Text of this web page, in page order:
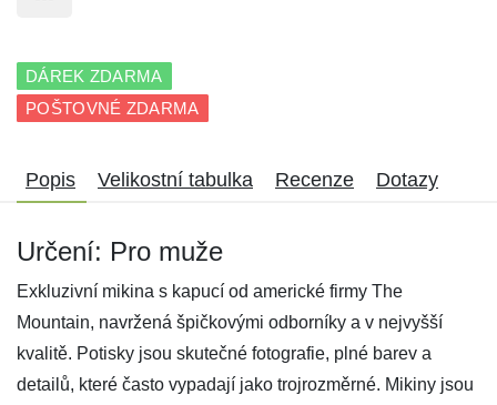
DÁREK ZDARMA
POŠTOVNÉ ZDARMA
Popis Velikostní tabulka Recenze Dotazy
Určení: Pro muže
Exkluzivní mikina s kapucí od americké firmy The
Mountain, navržená špičkovými odborníky a v nejvyšší
kvalitě. Potisky jsou skutečné fotografie, plné barev a
detailů, které často vypadají jako trojrozměrné. Mikiny jsou